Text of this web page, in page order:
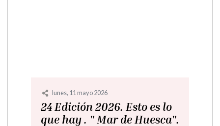
lunes, 11 mayo 2026
24 Edición 2026. Esto es lo
que hay . " Mar de Huesca".